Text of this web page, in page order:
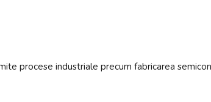
procese industriale precum fabricarea